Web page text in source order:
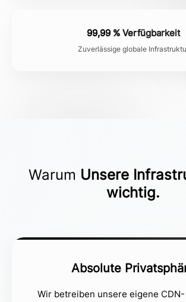
99,99 % Verfügbarkeit
Zuverlässige globale
Warum Unsere
wichtig.
Absolute
Wir betreiben unsere eigene